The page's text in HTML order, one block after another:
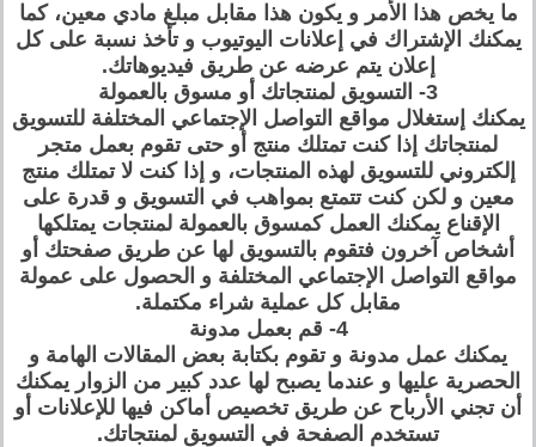
ما يخص هذا الأمر و يكون هذا مقابل مبلغ مادي معين، كما
يمكنك الإشتراك في إعلانات اليوتيوب و تأخذ نسبة على كل
إعلان يتم عرضه عن طريق فيديوهاتك.
3- التسويق لمنتجاتك أو مسوق بالعمولة
يمكنك إستغلال مواقع التواصل الإجتماعي المختلفة للتسويق
لمنتجاتك إذا كنت تمتلك منتج أو حتى تقوم بعمل متجر
إلكتروني للتسويق لهذه المنتجات، و إذا كنت لا تمتلك منتج
معين و لكن كنت تتمتع بمواهب في التسويق و قدرة على
الإقناع يمكنك العمل كمسوق بالعمولة لمنتجات يمتلكها
أشخاص آخرون فتقوم بالتسويق لها عن طريق صفحتك أو
مواقع التواصل الإجتماعي المختلفة و الحصول على عمولة
مقابل كل عملية شراء مكتملة.
4- قم بعمل مدونة
يمكنك عمل مدونة و تقوم بكتابة بعض المقالات الهامة و
الحصرية عليها و عندما يصبح لها عدد كبير من الزوار يمكنك
أن تجني الأرباح عن طريق تخصيص أماكن فيها للإعلانات أو
تستخدم الصفحة في التسويق لمنتجاتك.